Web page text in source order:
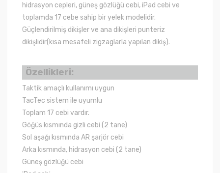
hidrasyon cepleri, güneş gözlüğü cebi, iPad cebi ve
toplamda 17 cebe sahip bir yelek modelidir.
Güçlendirilmiş dikişler ve ana dikişleri punteriz
dikişlidir(kısa mesafeli zigzaglarla yapılan dikiş).
Özellikleri:
Taktik amaçlı kullanımı uygun
TacTec sistem ile uyumlu
Toplam 17 cebi vardır.
Göğüs kısmında gizli cebi (2 tane)
Sol aşağı kısmında AR şarjör cebi
Arka kısmında, hidrasyon cebi (2 tane)
Güneş gözlüğü cebi